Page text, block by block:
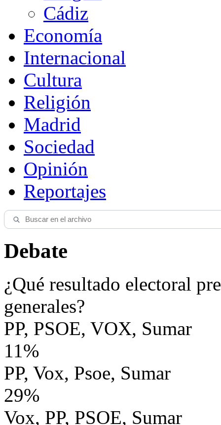
Cádiz
Economía
Internacional
Cultura
Religión
Madrid
Sociedad
Opinión
Reportajes
Debate
¿Qué resultado electoral
generales?
PP, PSOE, VOX, Sumar
11%
PP, Vox, Psoe, Sumar
29%
Vox, PP, PSOE, Sumar